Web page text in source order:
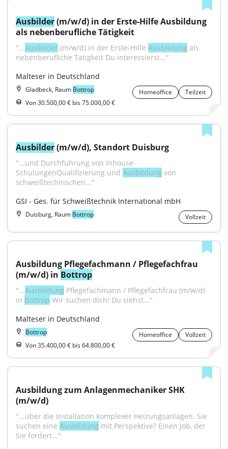
Ausbilder (m/w/d) in der Erste-Hilfe Ausbildung
als nebenberufliche Tätigkeit
"...Ausbilder (m/w/d) in der Erste-Hilfe Ausbildung als
nebenberufliche Tätigkeit Du interessierst..."
Malteser in Deutschland
Gladbeck, Raum Bottrop Homeoffice
Teilzeit
Von 30.500,00 € bis 75.000,00 €
Ausbilder (m/w/d), Standort Duisburg
"...und Durchführung von Inhouse-
SchulungenQualifizierung und Ausbildung von
schweißtechnischen..."
GSI - Ges. für Schweißtechnik International mbH
Duisburg, Raum Bottrop Vollzeit
Ausbildung Pflegefachmann / Pflegefachfrau
(m/w/d) in Bottrop
"...Ausbildung Pflegefachmann / Pflegefachfrau (m/w/d)
in Bottrop Wir suchen dich! Du siehst..."
Malteser in Deutschland
Bottrop Homeoffice
Vollzeit
Von 35.400,00 € bis 64.800,00 €
Ausbildung zum Anlagenmechaniker SHK
(m/w/d)
"...über die Installation komplexer Heizungsanlagen. Sie
suchen eine Ausbildung mit Perspektive? Einen Job, der
Sie fordert..."